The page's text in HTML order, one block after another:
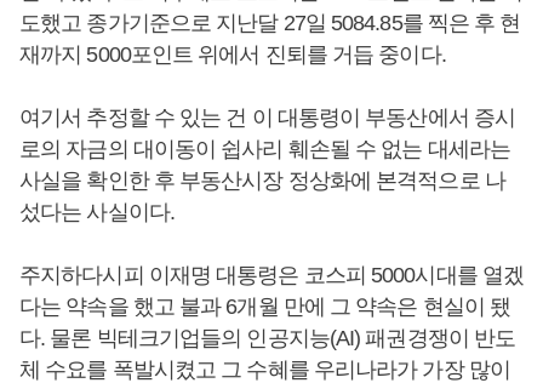
도했고 종가기준으로 지난달 27일 5084.85를 찍은 후 현
재까지 5000포인트 위에서 진퇴를 거듭 중이다.
여기서 추정할 수 있는 건 이 대통령이 부동산에서 증시
로의 자금의 대이동이 쉽사리 훼손될 수 없는 대세라는
사실을 확인한 후 부동산시장 정상화에 본격적으로 나
섰다는 사실이다.
주지하다시피 이재명 대통령은 코스피 5000시대를 열겠
다는 약속을 했고 불과 6개월 만에 그 약속은 현실이 됐
다. 물론 빅테크기업들의 인공지능(AI) 패권경쟁이 반도
체 수요를 폭발시켰고 그 수혜를 우리나라가 가장 많이